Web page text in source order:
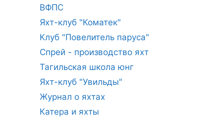
ВФПС
Яхт-клуб "Коматек"
Клуб "Повелитель паруса"
Спрей - производство яхт
Тагильская школа юнг
Яхт-клуб "Увильды"
Журнал о яхтах
Катера и яхты